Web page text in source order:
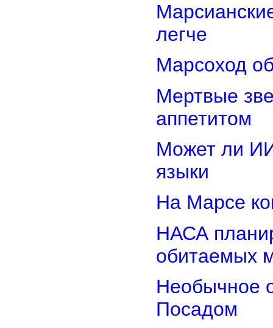
легче
Марсоход
Мертвые
аппетитом
Может ли
языки
На Марсе
НАСА
обитаемых
Необычное
Посадом